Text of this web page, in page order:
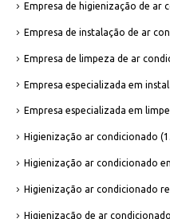
Empresa de higienização de ar
Empresa de instalação de ar
Empresa de limpeza de ar
Empresa especializada em
Empresa especializada em
Higienização ar condicionado
Higienização ar condicionado
Higienização ar condicionado
Higienização de ar